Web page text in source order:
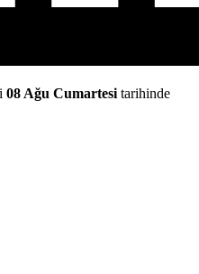
08 Ağu Cumartesi tarihinde